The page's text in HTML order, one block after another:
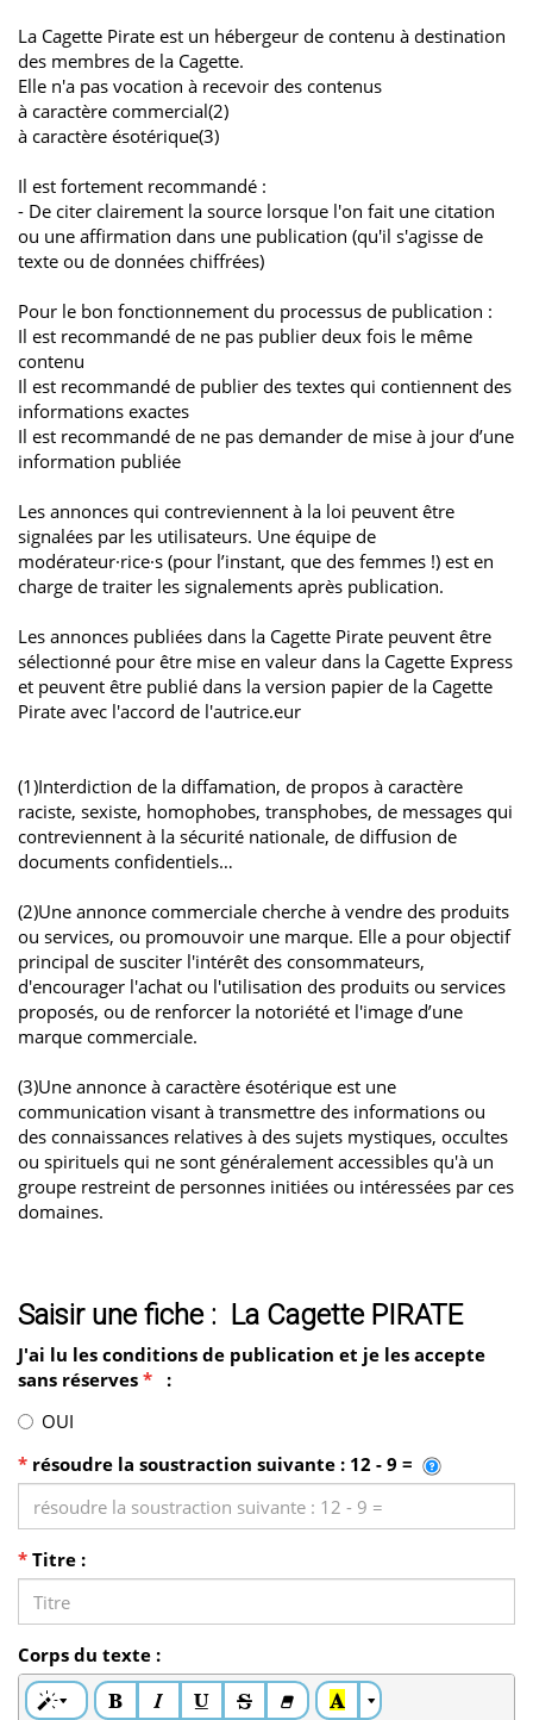
La Cagette Pirate est un hébergeur de contenu à destination
des membres de la Cagette.
Elle n'a pas vocation à recevoir des contenus
à caractère commercial(2)
à caractère ésotérique(3)
Il est fortement recommandé :
- De citer clairement la source lorsque l'on fait une citation
ou une affirmation dans une publication (qu'il s'agisse de
texte ou de données chiffrées)
Pour le bon fonctionnement du processus de publication :
Il est recommandé de ne pas publier deux fois le même
contenu
Il est recommandé de publier des textes qui contiennent des
informations exactes
Il est recommandé de ne pas demander de mise à jour d’une
information publiée
Les annonces qui contreviennent à la loi peuvent être
signalées par les utilisateurs. Une équipe de
modérateur·rice·s (pour l’instant, que des femmes !) est en
charge de traiter les signalements après publication.
Les annonces publiées dans la Cagette Pirate peuvent être
sélectionné pour être mise en valeur dans la Cagette Express
et peuvent être publié dans la version papier de la Cagette
Pirate avec l'accord de l'autrice.eur
(1)Interdiction de la diffamation, de propos à caractère
raciste, sexiste, homophobes, transphobes, de messages qui
contreviennent à la sécurité nationale, de diffusion de
documents confidentiels…
(2)Une annonce commerciale cherche à vendre des produits
ou services, ou promouvoir une marque. Elle a pour objectif
principal de susciter l'intérêt des consommateurs,
d'encourager l'achat ou l'utilisation des produits ou services
proposés, ou de renforcer la notoriété et l'image d’une
marque commerciale.
(3)Une annonce à caractère ésotérique est une
communication visant à transmettre des informations ou
des connaissances relatives à des sujets mystiques, occultes
ou spirituels qui ne sont généralement accessibles qu'à un
groupe restreint de personnes initiées ou intéressées par ces
domaines.
Saisir une fiche : La Cagette PIRATE
J'ai lu les conditions de publication et je les accepte
sans réserves *
:
OUI
* résoudre la soustraction suivante : 12 - 9 =
* Titre :
Corps du texte :